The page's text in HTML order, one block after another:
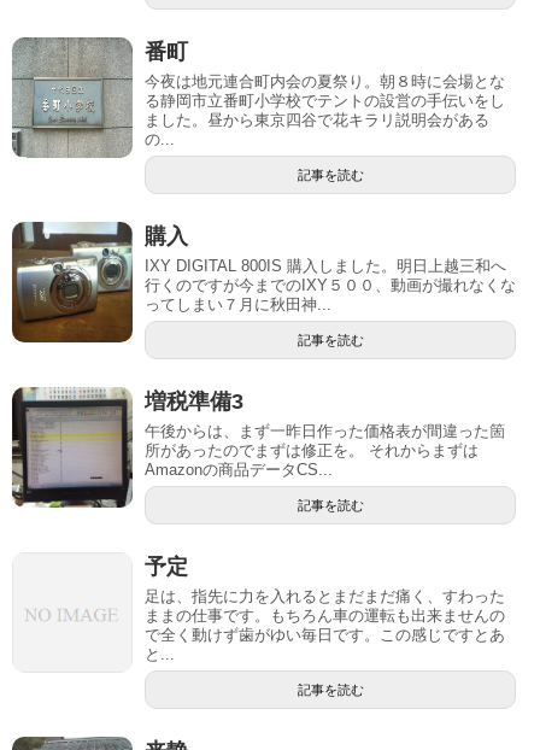
番町
今夜は地元連合町内会の夏祭り。朝８時に会場とな
る静岡市立番町小学校でテントの設営の手伝いをし
ました。昼から東京四谷で花キラリ説明会がある
の...
記事を読む
購入
IXY DIGITAL 800IS 購入しました。明日上越三和へ
行くのですが今までのIXY５００、動画が撮れなくな
ってしまい７月に秋田神...
記事を読む
増税準備3
午後からは、まず一昨日作った価格表が間違った箇
所があったのでまずは修正を。 それからまずは
Amazonの商品データCS...
記事を読む
予定
足は、指先に力を入れるとまだまだ痛く、すわった
ままの仕事です。もちろん車の運転も出来ませんの
で全く動けず歯がゆい毎日です。この感じですとあ
と...
記事を読む